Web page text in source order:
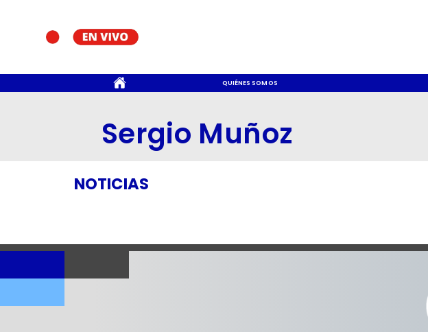
QUIÉNES SOMOS
Sergio Muñoz
NOTICIAS